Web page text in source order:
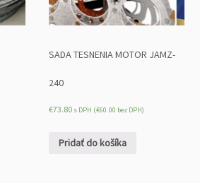
SADA TESNENIA MOTOR JAMZ-
240
€73.80 s DPH (€60.00 bez DPH)
Pridať do košíka